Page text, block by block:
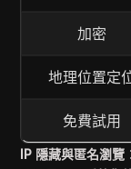
加密
地理位置定
免費試用
IP 隱藏與匿名瀏覽